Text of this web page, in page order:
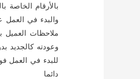
بالأرقام الخاصة
والبدء في
ملاحظات
وعودته كالجديد
للبدء في العمل
دائما